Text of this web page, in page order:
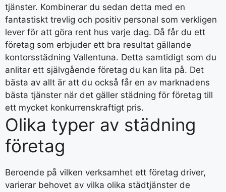
tjänster. Kombinerar du sedan detta med en
fantastiskt trevlig och positiv personal som verkligen
lever för att göra rent hus varje dag. Då får du ett
företag som erbjuder ett bra resultat gällande
kontorsstädning Vallentuna. Detta samtidigt som du
anlitar ett självgående företag du kan lita på. Det
bästa av allt är att du också får en av marknadens
bästa tjänster när det gäller städning för företag till
ett mycket konkurrenskraftigt pris.
Olika typer av städning
företag
Beroende på vilken verksamhet ett företag driver,
varierar behovet av vilka olika städtjänster de